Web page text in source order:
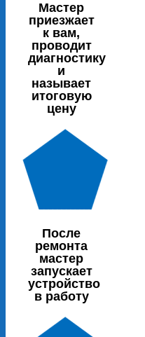
Мастер
приезжает
к вам,
проводит
диагностику
и
называет
итоговую
цену
После
ремонта
мастер
запускает
устройство
в работу